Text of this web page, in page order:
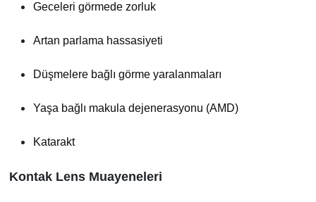
Geceleri görmede zorluk
Artan parlama hassasiyeti
Düşmelere bağlı görme yaralanmaları
Yaşa bağlı makula dejenerasyonu (AMD)
Katarakt
Kontak Lens Muayeneleri